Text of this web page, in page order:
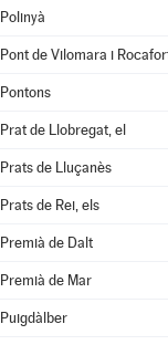
Polinyà
Pont de Vilomara i
Pontons
Prat de Llobregat, el
Prats de Lluçanès
Prats de Rei, els
Premià de Dalt
Premià de Mar
Puigdàlber